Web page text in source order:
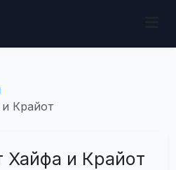
Крайот
Хайфа и Крайот